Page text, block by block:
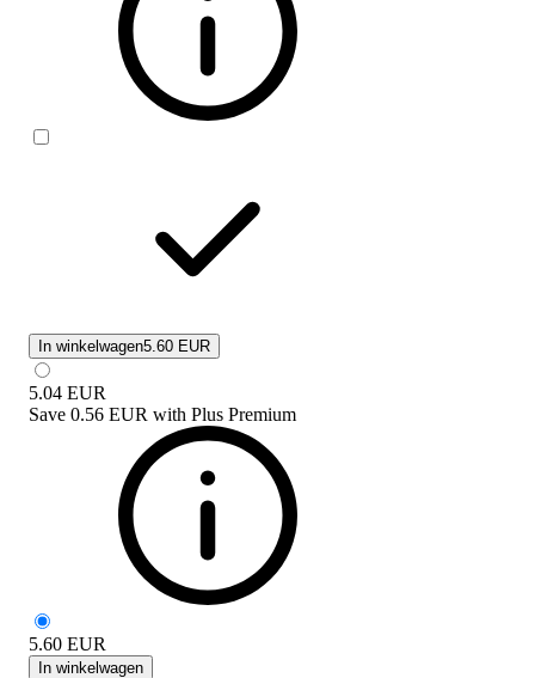
In winkelwagen5.60 EUR
5.04 EUR
Save 0.56 EUR with Plus Premium
5.60 EUR
In winkelwagen